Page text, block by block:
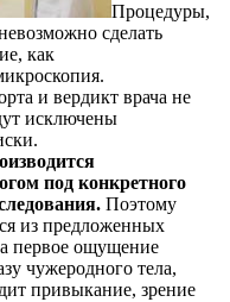
Процедуры,
сделать
как
и вердикт врача не
исключены
под конкретного
Поэтому
из предложенных
первое ощущение
чужеродного тела,
привыкание, зрение